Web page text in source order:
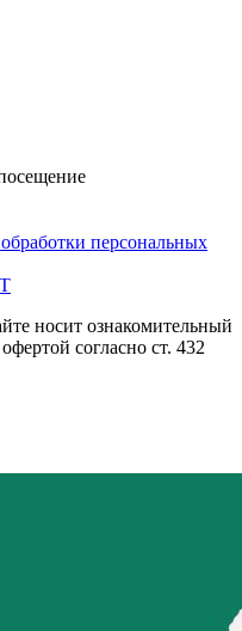
персональных
носит ознакомительный
согласно ст. 432